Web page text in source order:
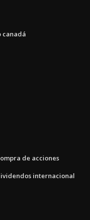
canadá
de acciones
internacional